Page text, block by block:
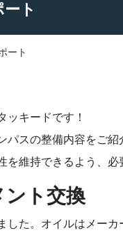
ト
ート
ッキードです！
スの整備内容をご紹
維持できるよう、必
ント交換
した。オイルはメー